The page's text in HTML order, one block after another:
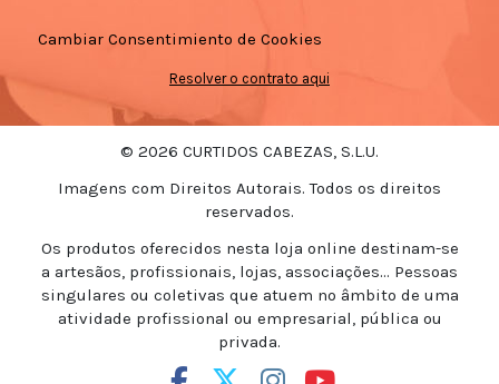
Cambiar Consentimiento de Cookies
Resolver o contrato aqui
© 2026 CURTIDOS CABEZAS, S.L.U.
Imagens com Direitos Autorais. Todos os direitos
reservados.
Os produtos oferecidos nesta loja online destinam-se
a artesãos, profissionais, lojas, associações... Pessoas
singulares ou coletivas que atuem no âmbito de uma
atividade profissional ou empresarial, pública ou
privada.